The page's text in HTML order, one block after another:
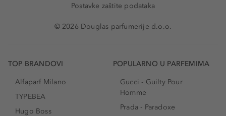
Postavke zaštite podataka
© 2026 Douglas parfumerije d.o.o.
TOP BRANDOVI
Alfaparf Milano
TYPEBEA
Hugo Boss
POPULARNO U PARFEMIMA
Gucci - Guilty Pour
Homme
Prada - Paradoxe